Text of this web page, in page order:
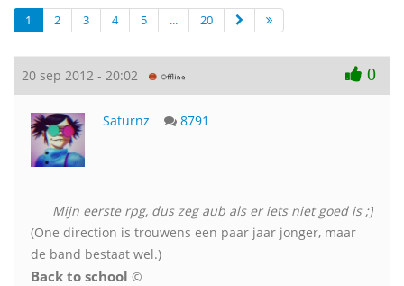
1 2 3 4 5 ... 20
20 sep 2012 - 20:02 0
Saturnz 8791
Mijn eerste rpg, dus zeg aub als er iets niet goed is ;]
(One direction is trouwens een paar jaar jonger, maar
de band bestaat wel.)
Back to school ©